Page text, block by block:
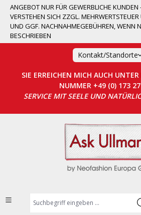
springen
ANGEBOT NUR FÜR GEWERBLICHE KUNDEN
VERSTEHEN SICH ZZGL.
UND GGF. NACHNAHMEGEBÜHREN, WENN
BESCHRIEBEN
Kontakt/Standorte
SIE ERREICHEN MICH AUCH
NUMMER +49 (0) 173
SERVICE MIT SEELE UND
Suchbegriff eingeben ...